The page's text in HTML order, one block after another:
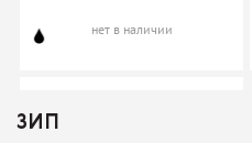
нет в наличии
ЗИП